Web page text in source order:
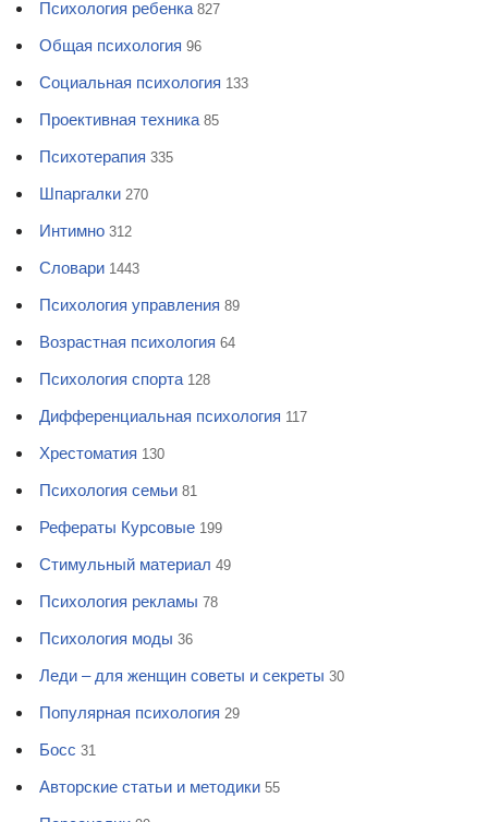
Психология ребенка 827
Общая психология 96
Социальная психология 133
Проективная техника 85
Психотерапия 335
Шпаргалки 270
Интимно 312
Словари 1443
Психология управления 89
Возрастная психология 64
Психология спорта 128
Дифференциальная психология 117
Хрестоматия 130
Психология семьи 81
Рефераты Курсовые 199
Стимульный материал 49
Психология рекламы 78
Психология моды 36
Леди – для женщин советы и секреты 30
Популярная психология 29
Босс 31
Авторские статьи и методики 55